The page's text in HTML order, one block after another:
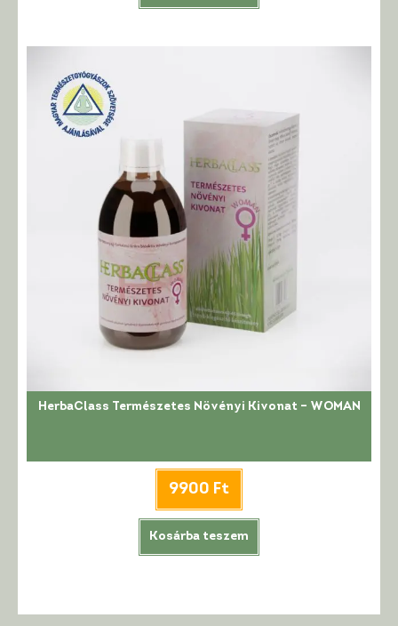
HerbaClass Természetes Növényi Kivonat – WOMAN
9900 Ft
Kosárba teszem